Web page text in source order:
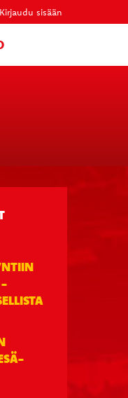
Kirjaudu sisään
-